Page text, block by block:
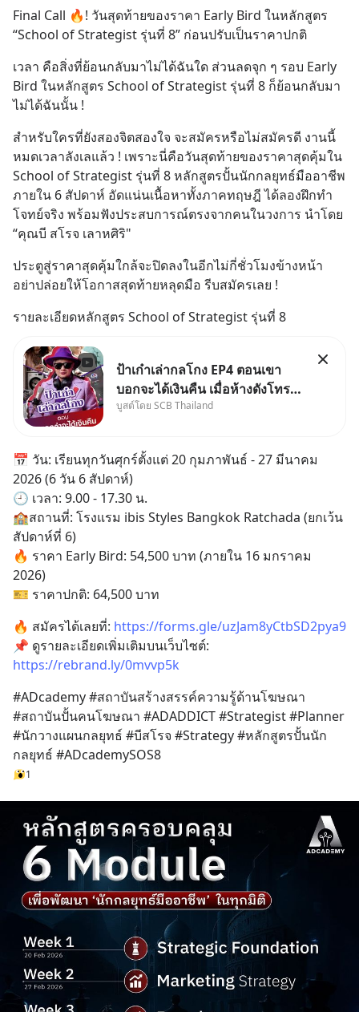
Final Call 🔥! วันสุดท้ายของราคา Early Bird ในหลักสูตร
“School of Strategist รุ่นที่ 8” ก่อนปรับเป็นราคาปกติ
เวลา คือสิ่งที่ย้อนกลับมาไม่ได้ฉันใด ส่วนลดจุก ๆ รอบ Early
Bird ในหลักสูตร School of Strategist รุ่นที่ 8 ก็ย้อนกลับมา
ไม่ได้ฉันนั้น !
สำหรับใครที่ยังสองจิตสองใจ จะสมัครหรือไม่สมัครดี งานนี้
หมดเวลาลังเลแล้ว ! เพราะนี่คือวันสุดท้ายของราคาสุดคุ้มใน
School of Strategist รุ่นที่ 8 หลักสูตรปั้นนักกลยุทธ์มืออาชีพ
ภายใน 6 สัปดาห์ อัดแน่นเนื้อหาทั้งภาคทฤษฎี ได้ลองฝึกทำ
โจทย์จริง พร้อมฟังประสบการณ์ตรงจากคนในวงการ นำโดย
“คุณบี สโรจ เลาหศิริ"
ประตูสู่ราคาสุดคุ้มใกล้จะปิดลงในอีกไม่กี่ชั่วโมงข้างหน้า
อย่าปล่อยให้โอกาสสุดท้ายหลุดมือ รีบสมัครเลย !
รายละเอียดหลักสูตร School of Strategist รุ่นที่ 8
ป้าเก๋าเล่ากลโกง EP4 ตอนเขา
บอกจะได้เงินคืน เมื่อห้างดังโทร
หาคุณวิยะดา แจ้งเรื่องเคลมสินค้า
จะได้เงินจริง หรือเป็นเรื่องจ้อจี้ หา
คำตอบได้ที่ “ป้าเก๋าเล่ากลโกง”
EP4 ตอน “เขา
บูสต์โดย SCB Thailand
📅 วัน: เรียนทุกวันศุกร์ตั้งแต่ 20 กุมภาพันธ์ - 27 มีนาคม
2026 (6 วัน 6 สัปดาห์)
🕘 เวลา: 9.00 - 17.30 น.
🏫สถานที่: โรงแรม ibis Styles Bangkok Ratchada (ยกเว้น
สัปดาห์ที่ 6)
🔥 ราคา Early Bird: 54,500 บาท (ภายใน 16 มกราคม
2026)
🎫 ราคาปกติ: 64,500 บาท
🔥 สมัครได้เลยที่: https://forms.gle/uzJam8yCtbSD2pya9
https://rebrand.ly/0mvvp5k
#ADcademy #สถาบันสร้างสรรค์ความรู้ด้านโฆษณา
#สถาบันปั้นคนโฆษณา #ADADDICT #Strategist #Planner
#นักวางแผนกลยุทธ์ #บีสโรจ #Strategy #หลักสูตรปั้นนัก
กลยุทธ์ #ADcademySOS8
1